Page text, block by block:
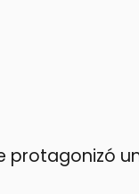
protagonizó